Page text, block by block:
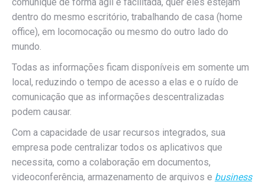
dentro do mesmo escritório, trabalhando de casa (home
office), em locomocação ou mesmo do outro lado do
mundo.
Todas as informações ficam disponíveis em somente um
local, reduzindo o tempo de acesso a elas e o ruído de
comunicação que as informações descentralizadas
podem causar.
Com a capacidade de usar recursos integrados, sua
empresa pode centralizar todos os aplicativos que
necessita, como a colaboração em documentos,
videoconferência, armazenamento de arquivos e business